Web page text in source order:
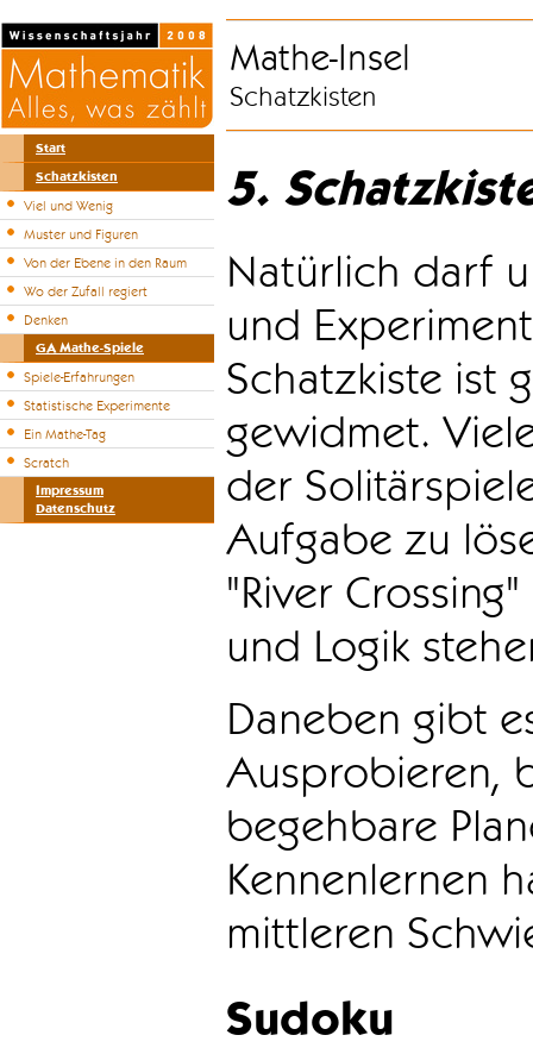
Start
Schatzkisten
Viel und Wenig
Muster und Figuren
Von der Ebene in den Raum
Wo der Zufall regiert
Denken
GA Mathe-Spiele
Spiele-Erfahrungen
Statistische Experimente
Ein Mathe-Tag
Scratch
Impressum
Datenschutz
Mathe-Insel
Schatzkisten
5.
Natürlich darf
und
Schatzkiste ist
gewidmet.
der
Aufgabe zu
"River
und Logik
Daneben gibt
Ausprobieren,
begehbare
Kennenlernen
mittleren
Sudoku